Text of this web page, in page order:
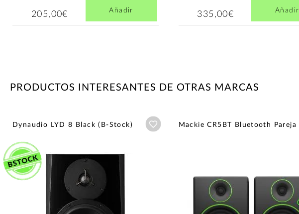
205,00€ Añadir 335,00€ Añadir
PRODUCTOS INTERESANTES DE OTRAS MARCAS
Dynaudio LYD 8 Black (B-Stock) Añadir a wishlist
Mackie CR5BT Bluetooth Pareja